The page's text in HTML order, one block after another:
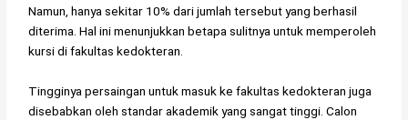
Namun, hanya sekitar 10% dari jumlah tersebut yang berhasil
diterima. Hal ini menunjukkan betapa sulitnya untuk memperoleh
kursi di fakultas kedokteran.
Tingginya persaingan untuk masuk ke fakultas kedokteran juga
disebabkan oleh standar akademik yang sangat tinggi. Calon